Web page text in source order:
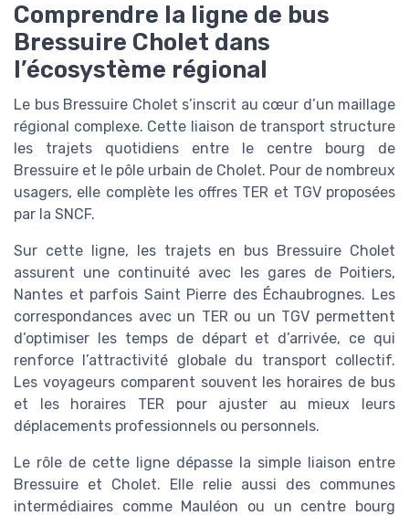
Comprendre la ligne de bus
Bressuire Cholet dans
l’écosystème régional
Le bus Bressuire Cholet s’inscrit au cœur d’un maillage
régional complexe. Cette liaison de transport structure
les trajets quotidiens entre le centre bourg de
Bressuire et le pôle urbain de Cholet. Pour de nombreux
usagers, elle complète les offres TER et TGV proposées
par la SNCF.
Sur cette ligne, les trajets en bus Bressuire Cholet
assurent une continuité avec les gares de Poitiers,
Nantes et parfois Saint Pierre des Échaubrognes. Les
correspondances avec un TER ou un TGV permettent
d’optimiser les temps de départ et d’arrivée, ce qui
renforce l’attractivité globale du transport collectif.
Les voyageurs comparent souvent les horaires de bus
et les horaires TER pour ajuster au mieux leurs
déplacements professionnels ou personnels.
Le rôle de cette ligne dépasse la simple liaison entre
Bressuire et Cholet. Elle relie aussi des communes
intermédiaires comme Mauléon ou un centre bourg